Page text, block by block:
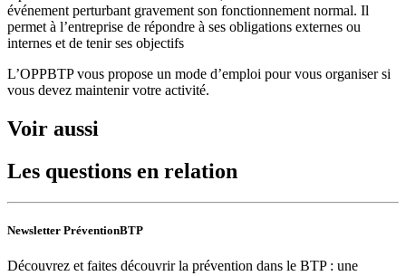
événement perturbant gravement son fonctionnement normal. Il
permet à l’entreprise de répondre à ses obligations externes ou
internes et de tenir ses objectifs
L’OPPBTP vous propose un mode d’emploi pour vous organiser si
vous devez maintenir votre activité.
Voir aussi
Les questions en relation
Newsletter PréventionBTP
Découvrez et faites découvrir la prévention dans le BTP : une